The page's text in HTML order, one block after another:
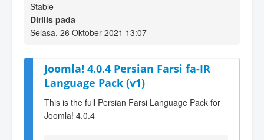
Stable
Dirilis pada
Selasa, 26 Oktober 2021 13:07
Joomla! 4.0.4 Persian Farsi fa-IR
Language Pack (v1)
This is the full Persian Farsi Language Pack for
Joomla! 4.0.4